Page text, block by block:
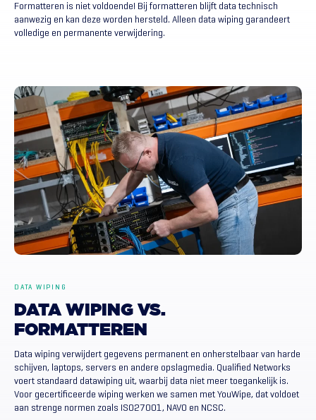
Formatteren is niet voldoende! Bij formatteren blijft data technisch
aanwezig en kan deze worden hersteld. Alleen data wiping garandeert
volledige en permanente verwijdering.
DATA WIPING
DATA WIPING VS.
FORMATTEREN
Data wiping verwijdert gegevens permanent en onherstelbaar van harde
schijven, laptops, servers en andere opslagmedia. Qualified Networks
voert standaard datawiping uit, waarbij data niet meer toegankelijk is.
Voor gecertificeerde wiping werken we samen met YouWipe, dat voldoet
aan strenge normen zoals ISO27001, NAVO en NCSC.